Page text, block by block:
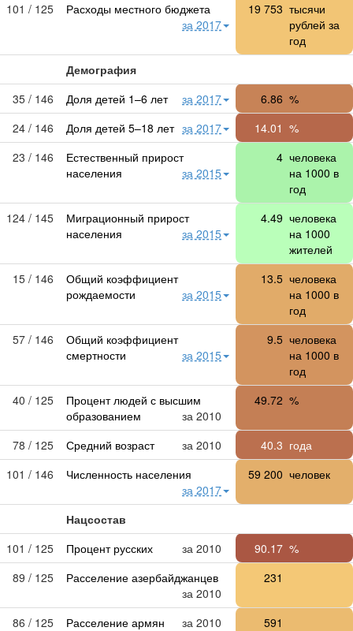
101 / 125
Расходы местного бюджета
за 2017
19 753 тысячи
рублей за
год
Демография
35 / 146
Доля детей 1–6 лет за 2017 6.86 %
24 / 146
Доля детей 5–18 лет за 2017 14.01 %
23 / 146
Естественный прирост
населения
за 2015
4 человека
на 1000 в
год
124 / 145
Миграционный прирост
населения
за 2015
4.49 человека
на 1000
жителей
15 / 146
Общий коэффициент
рождаемости
за 2015
13.5 человека
на 1000 в
год
57 / 146
Общий коэффициент
смертности
за 2015
9.5 человека
на 1000 в
год
40 / 125
Процент людей с высшим
образованием
за 2010
49.72 %
78 / 125 Средний возраст за 2010 40.3 года
101 / 146
Численность населения
за 2017
59 200 человек
Нацсостав
101 / 125
Процент русских за 2010 90.17 %
89 / 125
Расселение азербайджанцев
за 2010
231
86 / 125 Расселение армян за 2010
591